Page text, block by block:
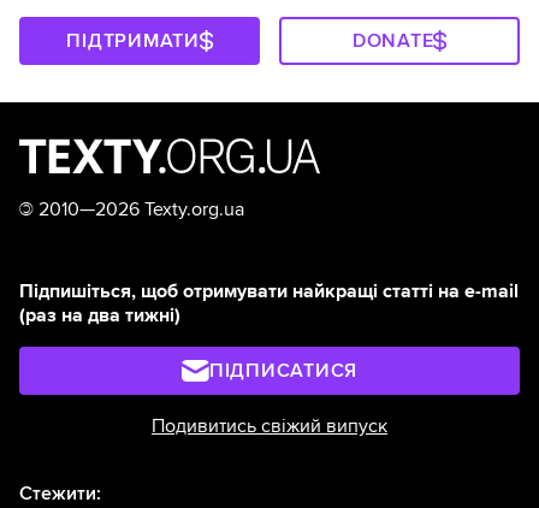
ПІДТРИМАТИ DONATE
© 2010—2026 Texty.org.ua
Підпишіться, щоб отримувати найкращі статті на e-mail
(раз на два тижні)
ПІДПИСАТИСЯ
Подивитись свіжий випуск
Стежити: